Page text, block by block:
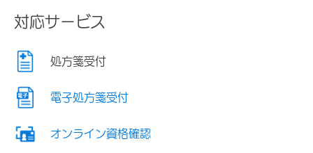
対応サービス
処方箋受付
電子処方箋受付
オンライン資格確認